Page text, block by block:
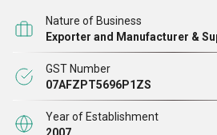
गुणवत्ता वाले उत्पादों के माध्यम से उनके
के लिए लगातार प्रयास करते हैं। हम अपने
समाधान और दोषरहित उत्पाद देने पर ध्यान
में फैले हमारे वफादार ग्राहकों के विशाल
वाली साझेदारी बनाए रखी जा सके।
Nature of Business
Exporter and Manufacturer &
GST Number
07AFZPT5696P1ZS
Year of Establishment